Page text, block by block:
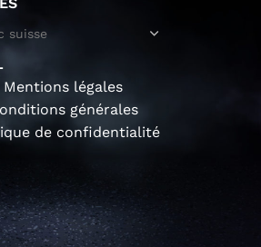
Mentions légales
générales
de confidentialité